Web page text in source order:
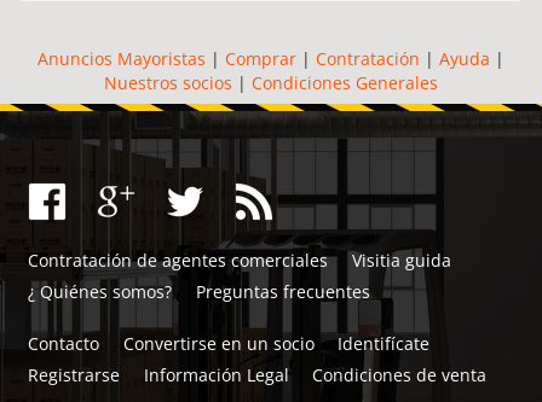
Anuncios Mayoristas | Comprar | Contratación | Ayuda |
Nuestros socios | Condiciones Generales
Contratación de agentes comerciales
Visitia guida
¿ Quiénes somos?
Preguntas frecuentes
Contacto Convertirse en un socio
Identifícate
Registrarse
Información Legal Condiciones de venta